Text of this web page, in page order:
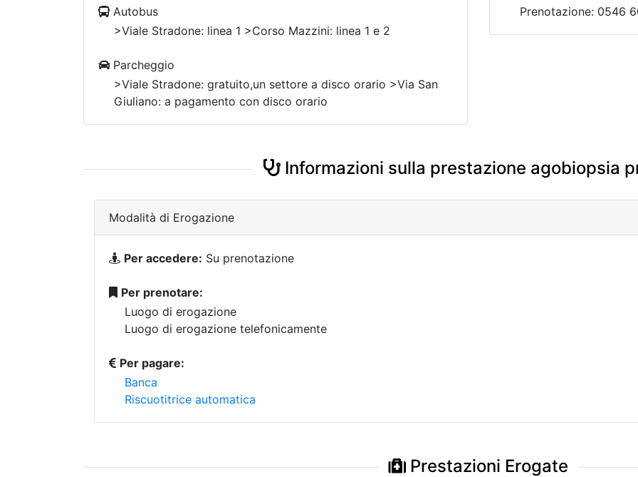
Autobus
>Viale Stradone: linea 1 >Corso Mazzini: linea 1 e 2
Parcheggio
>Viale Stradone: gratuito,un settore a disco orario >Via San
Giuliano: a pagamento con disco orario
Prenotazione: 0546
Informazioni sulla prestazione agobiopsia
Modalità di Erogazione
Per accedere: Su prenotazione
Per prenotare:
Luogo di erogazione
Luogo di erogazione telefonicamente
Per pagare:
Banca
Riscuotitrice automatica
Prestazioni Erogate